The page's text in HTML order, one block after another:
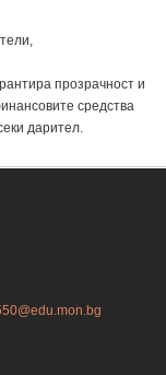
прозрачност и
средства
дарител.